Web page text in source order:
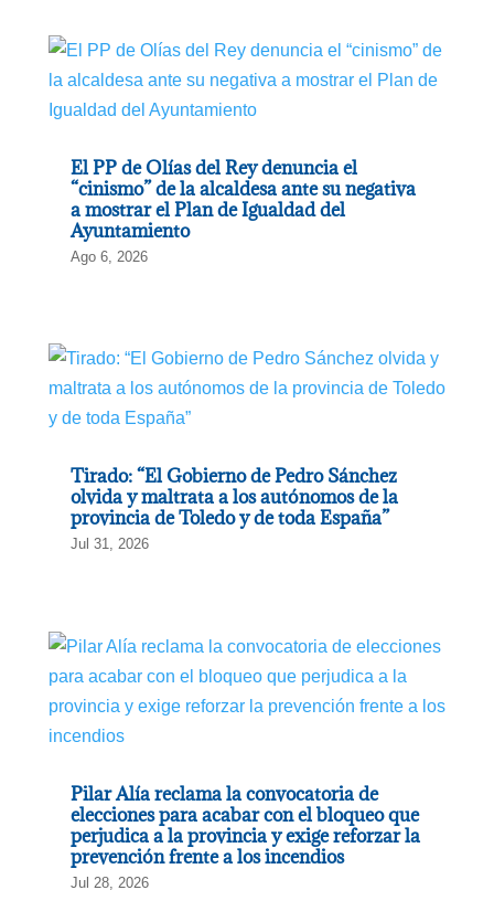
El PP de Olías del Rey denuncia el
“cinismo” de la alcaldesa ante su negativa
a mostrar el Plan de Igualdad del
Ayuntamiento
Ago 6, 2026
Tirado: “El Gobierno de Pedro Sánchez
olvida y maltrata a los autónomos de la
provincia de Toledo y de toda España”
Jul 31, 2026
Pilar Alía reclama la convocatoria de
elecciones para acabar con el bloqueo que
perjudica a la provincia y exige reforzar la
prevención frente a los incendios
Jul 28, 2026